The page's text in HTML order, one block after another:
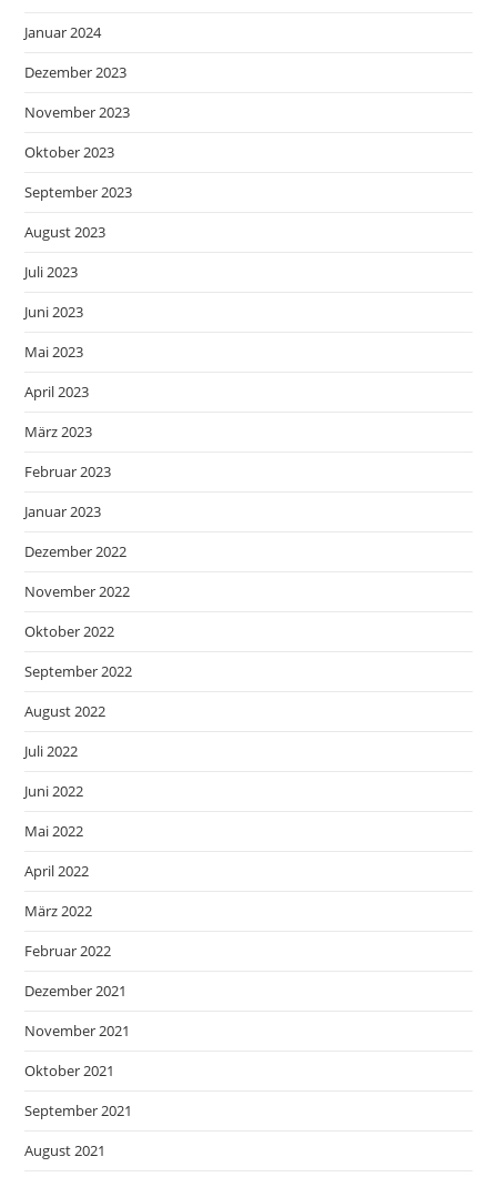
Januar 2024
Dezember 2023
November 2023
Oktober 2023
September 2023
August 2023
Juli 2023
Juni 2023
Mai 2023
April 2023
März 2023
Februar 2023
Januar 2023
Dezember 2022
November 2022
Oktober 2022
September 2022
August 2022
Juli 2022
Juni 2022
Mai 2022
April 2022
März 2022
Februar 2022
Dezember 2021
November 2021
Oktober 2021
September 2021
August 2021